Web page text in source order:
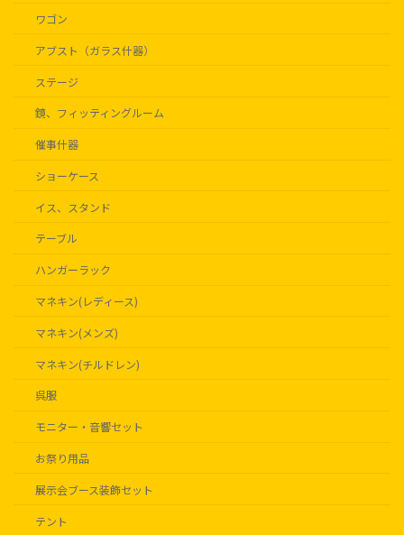
ワゴン
アブスト（ガラス什器）
ステージ
鏡、フィッティングルーム
催事什器
ショーケース
イス、スタンド
テーブル
ハンガーラック
マネキン(レディース)
マネキン(メンズ)
マネキン(チルドレン)
呉服
モニター・音響セット
お祭り用品
展示会ブース装飾セット
テント